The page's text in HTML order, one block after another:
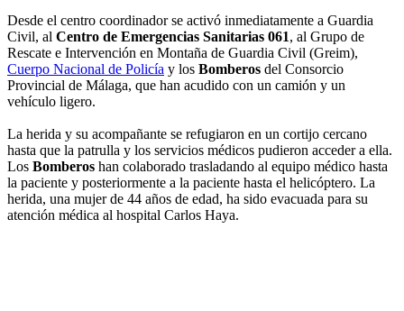
Desde el centro coordinador se activó inmediatamente a Guardia
Civil, al Centro de Emergencias Sanitarias 061, al Grupo de
Rescate e Intervención en Montaña de Guardia Civil (Greim),
Cuerpo Nacional de Policía y los Bomberos del Consorcio
Provincial de Málaga, que han acudido con un camión y un
vehículo ligero.
La herida y su acompañante se refugiaron en un cortijo cercano
hasta que la patrulla y los servicios médicos pudieron acceder a ella.
Los Bomberos han colaborado trasladando al equipo médico hasta
la paciente y posteriormente a la paciente hasta el helicóptero. La
herida, una mujer de 44 años de edad, ha sido evacuada para su
atención médica al hospital Carlos Haya.